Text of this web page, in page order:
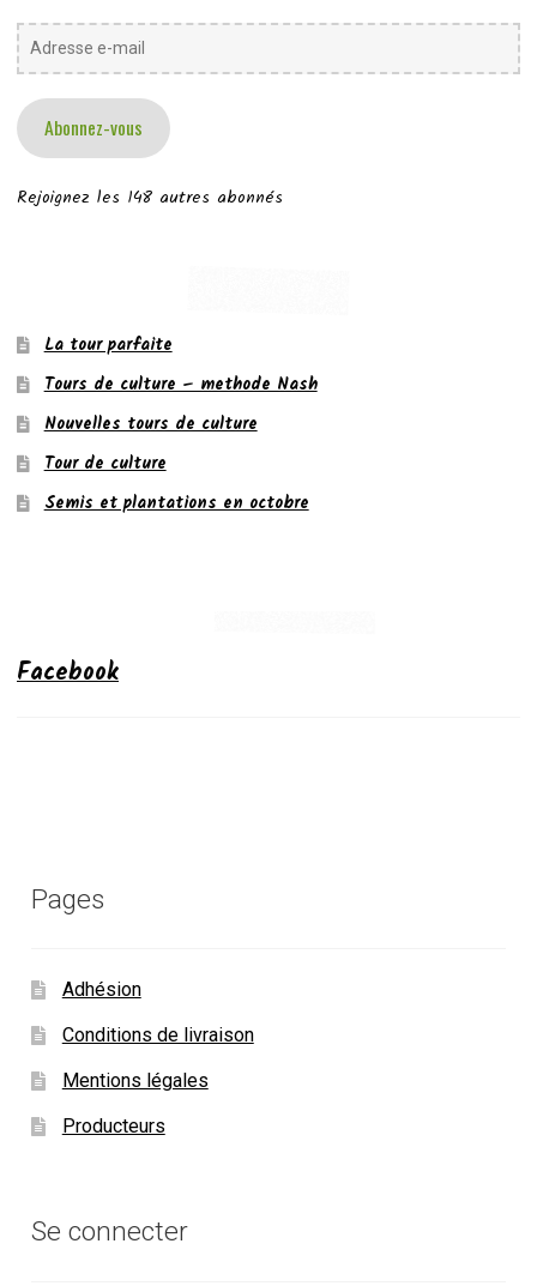
Adresse
e-
Abonnez-vous
Rejoignez les 148 autres abonnés
La tour parfaite
Tours de culture – methode Nash
Nouvelles tours de culture
Tour de culture
Semis et plantations en octobre
Facebook
Pages
Adhésion
Conditions de livraison
Mentions légales
Producteurs
Se connecter